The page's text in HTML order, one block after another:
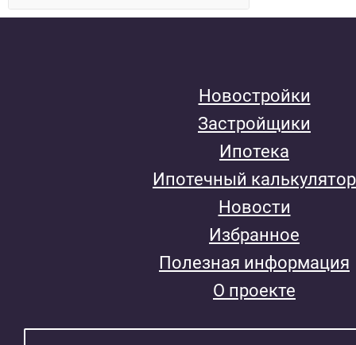
Новостройки
Застройщики
Ипотека
Ипотечный калькулятор
Новости
Избранное
Полезная информация
О проекте